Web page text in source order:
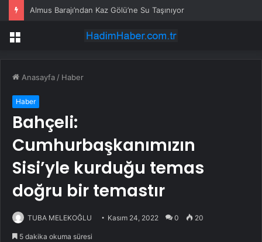
CHP’de ortalık karıştı! Kılıçdaroğlu’na karşı bildiri hazırlığı
Menü
Anasayfa / Haber
Haber
Bahçeli:
Cumhurbaşkanımızın
Sisi’yle kurduğu temas
doğru bir temastır
TUBA MELEKOĞLU Kasım 24, 2022 0 20
5 dakika okuma süresi